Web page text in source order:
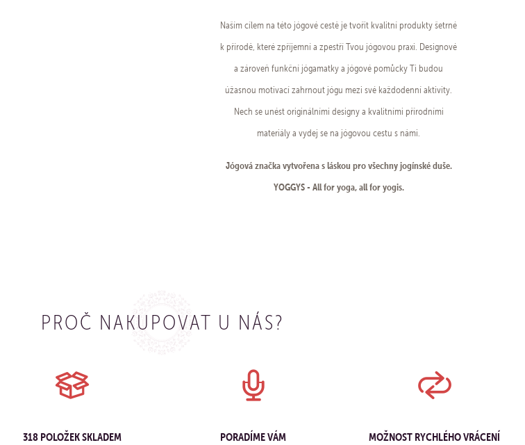
Naším cílem na této jógové cestě je tvořit kvalitní produkty šetrné
k přírodě, které zpříjemní a zpestří Tvou jógovou praxi. Designové
a zároveň funkční jógamatky a jógové pomůcky Ti budou
úžasnou motivací zahrnout jógu mezi své každodenní aktivity.
Nech se unést originálními designy a kvalitními přírodními
materiály a vydej se na jógovou cestu s námi.
Jógová značka vytvořena s láskou pro všechny jogínské duše.
YOGGYS - All for yoga, all for yogis.
PROČ NAKUPOVAT U NÁS?
318 POLOŽEK SKLADEM PORADÍME VÁM MOŽNOST RYCHLÉHO VRÁCENÍ